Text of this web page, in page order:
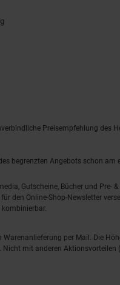
Preisempfehlung des
begrenzten Angebots schon am
Gutscheine, Bücher und Pre-
den Online-Shop-Newsletter
per Mail. Die
mit anderen Aktionsvorteilen